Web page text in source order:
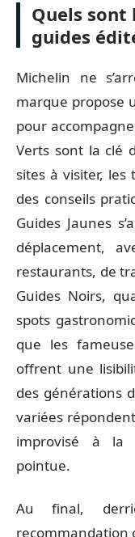
Quels sont
guides
Michelin ne
marque propose
pour
Verts sont la clé
sites à visiter,
des conseils
Guides Jaunes
déplacement,
restaurants, de
Guides Noirs,
spots
que les
offrent une
des générations
variées
improvisé à la
pointue.
Au final,
recommandation